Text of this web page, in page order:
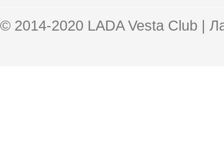
© 2014-2020 LADA Vesta Club |